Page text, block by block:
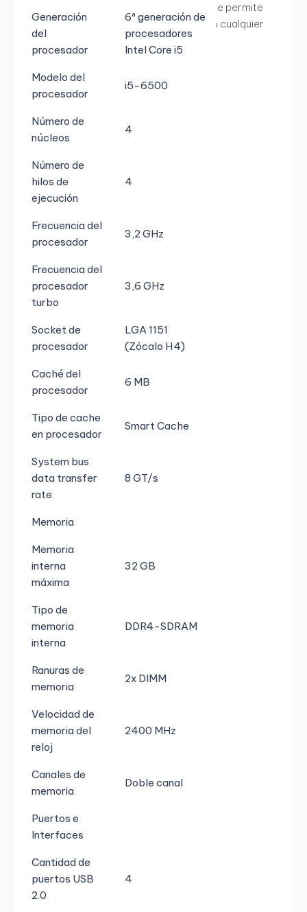
cables conveniente y confiable, lo que te permite
mantenerte conectado y productivo en cualquier
lugar de tu hogar u oficina.
Generación
del
procesador
6ª generación de
procesadores
Intel Core i5
Modelo del
procesador
i5-6500
Número de
núcleos
4
Número de
hilos de
ejecución
4
Frecuencia del
procesador
3,2 GHz
Frecuencia del
procesador
turbo
3,6 GHz
Socket de
procesador
LGA 1151
(Zócalo H4)
Caché del
procesador
6 MB
Tipo de cache
en procesador
Smart Cache
System bus
data transfer
rate
8 GT/s
Memoria
Memoria
interna
máxima
32 GB
Tipo de
memoria
interna
DDR4-SDRAM
Ranuras de
memoria
2x DIMM
Velocidad de
memoria del
reloj
2400 MHz
Canales de
memoria
Doble canal
Puertos e
Interfaces
Cantidad de
puertos USB
2.0
4